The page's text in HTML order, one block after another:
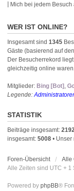
Mich bei jedem
WER IST ONLINE?
Insgesamt sind 1345
Gäste (basierend auf
Der Besucherrekord
gleichzeitig online
Mitglieder: Bing [Bot] ,
Legende:
STATISTIK
Beiträge insgesamt:
insgesamt: 5008 •
Foren-Übersicht
Alle
Alle Zeiten sind UTC + 1
Powered by phpBB®